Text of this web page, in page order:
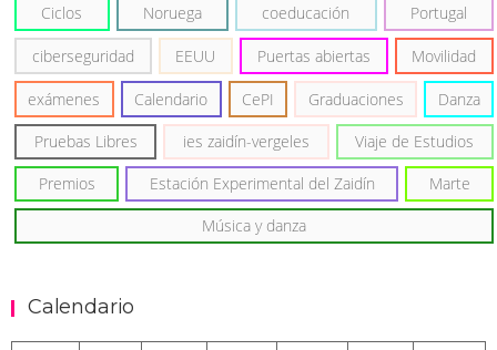
Ciclos Noruega coeducación Portugal
ciberseguridad EEUU Puertas abiertas Movilidad
exámenes Calendario CePI Graduaciones Danza
Pruebas Libres ies zaidín-vergeles Viaje de Estudios
Premios Estación Experimental del Zaidín Marte
Música y danza
Calendario